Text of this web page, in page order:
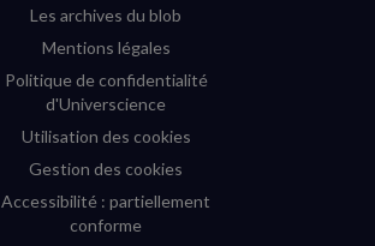
Les archives du blob
Mentions légales
Politique de confidentialité
d'Universcience
Utilisation des cookies
Gestion des cookies
Accessibilité : partiellement
conforme